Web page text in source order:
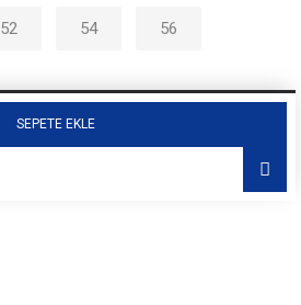
52 54 56
SEPETE EKLE